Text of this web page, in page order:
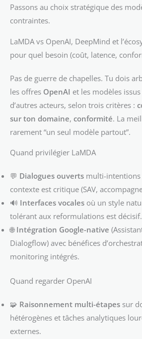
Passons au choix stratégique des
contraintes.
LaMDA vs OpenAI, DeepMind et
pour quel besoin (coût, latence,
Pas de guerre de chapelles. Tu dois
les offres OpenAI et les modèles
d’autres acteurs, selon trois critères :
sur ton domaine, conformité. La
rarement “un seul modèle partout”.
Quand privilégier LaMDA
💬 Dialogues ouverts multi-
contexte est critique (SAV,
🔊 Interfaces vocales où un style
tolérant aux reformulations est décisif.
🌐 Intégration Google-native
Dialogflow) avec bénéfices
monitoring intégrés.
Quand regarder OpenAI
🧩 Raisonnement multi-étapes sur
hétérogènes et tâches analytiques
externes.